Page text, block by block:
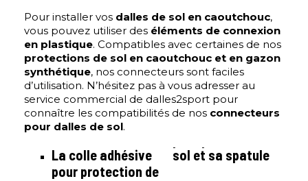
Pour installer vos dalles de sol en caoutchouc,
vous pouvez utiliser des éléments de connexion
en plastique. Compatibles avec certaines de nos
protections de sol en caoutchouc et en gazon
synthétique, nos connecteurs sont faciles
d’utilisation. N’hésitez pas à vous adresser au
service commercial de dalles2sport pour
connaître les compatibilités de nos connecteurs
pour dalles de sol.
La colle adhésive
pour protection de
sol et sa spatule